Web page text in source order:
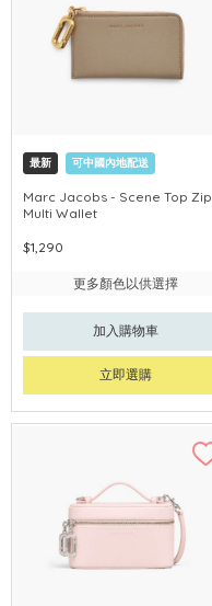
最新 可中國內地配送
Marc Jacobs - Scene Top Zip
Multi Wallet
$1,290
更多顏色以供選擇
加入購物車
立即選購